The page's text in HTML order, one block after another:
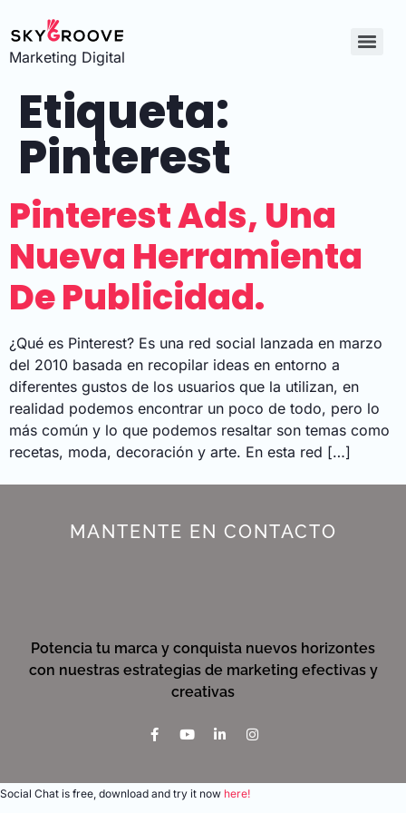
Marketing Digital
Etiqueta:
Pinterest
Pinterest Ads, Una
Nueva Herramienta
De Publicidad.
¿Qué es Pinterest? Es una red social lanzada en marzo
del 2010 basada en recopilar ideas en entorno a
diferentes gustos de los usuarios que la utilizan, en
realidad podemos encontrar un poco de todo, pero lo
más común y lo que podemos resaltar son temas como
recetas, moda, decoración y arte. En esta red […]
MANTENTE EN CONTACTO
Potencia tu marca y conquista nuevos horizontes
con nuestras estrategias de marketing efectivas y
creativas
Social Chat is free, download and try it now here!